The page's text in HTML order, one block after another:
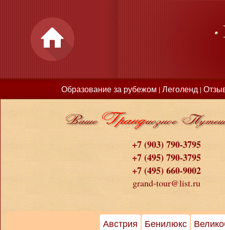
Образование за рубежом | Леголенд |
+7 (903) 790-3795
+7 (495) 790-3795
+7 (495) 660-9002
grand-tour@list.ru
Австрия Бенилюкс